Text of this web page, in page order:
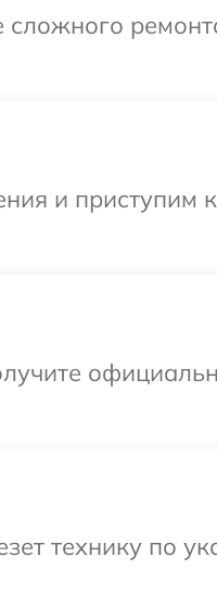
сложного
и приступим к
технику по